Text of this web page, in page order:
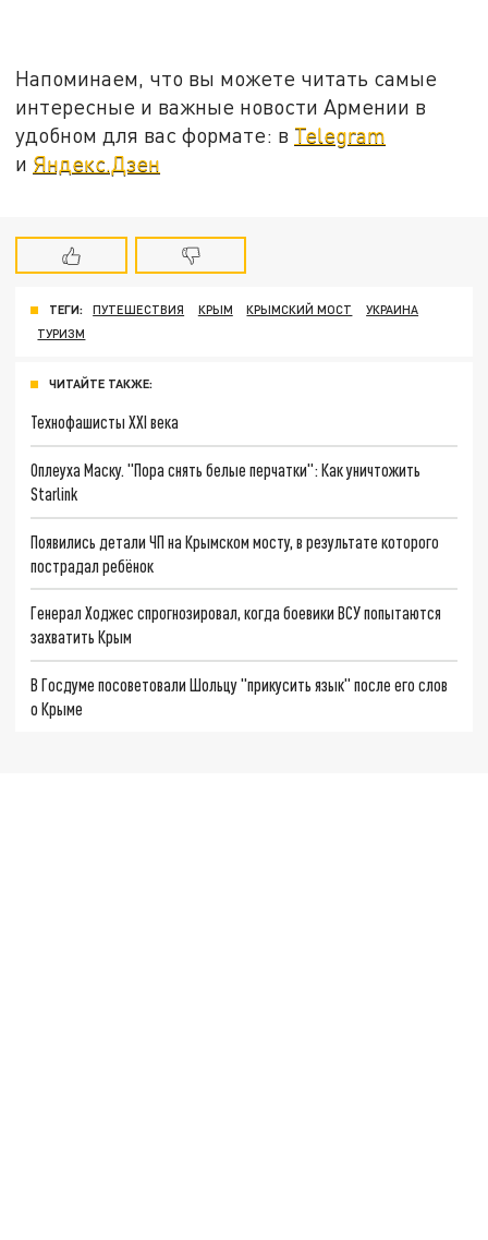
Напоминаем, что вы можете читать самые
интересные и важные новости Армении в
удобном для вас формате: в Telegram
и Яндекс.Дзен
ТЕГИ: ПУТЕШЕСТВИЯ КРЫМ КРЫМСКИЙ МОСТ
УКРАИНА
ТУРИЗМ
ЧИТАЙТЕ ТАКЖЕ:
Технофашисты XXI века
Оплеуха Маску. "Пора снять белые перчатки": Как уничтожить
Starlink
Появились детали ЧП на Крымском мосту, в результате которого
пострадал ребёнок
Генерал Ходжес спрогнозировал, когда боевики ВСУ попытаются
захватить Крым
В Госдуме посоветовали Шольцу "прикусить язык" после его слов
о Крыме